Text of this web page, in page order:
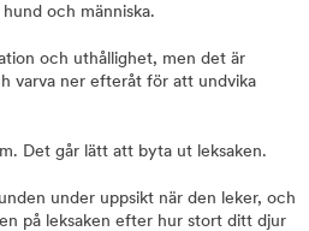
och människa.
och uthållighet, men det är
varva ner efteråt för att undvika
Det går lätt att byta ut leksaken.
under uppsikt när den leker, och
på leksaken efter hur stort ditt djur